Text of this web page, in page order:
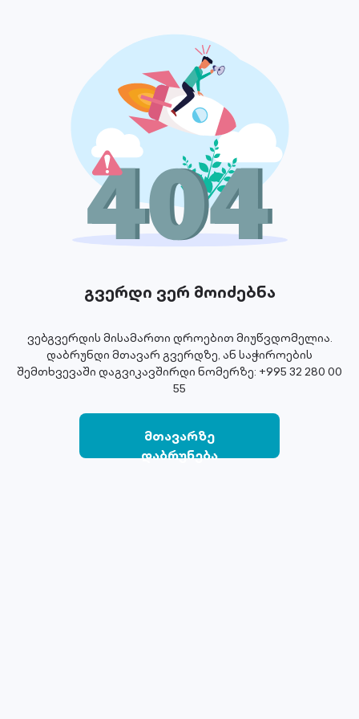
გვერდი ვერ მოიძებნა
ვებგვერდის მისამართი დროებით მიუწვდომელია.
დაბრუნდი მთავარ გვერდზე, ან საჭიროების
შემთხვევაში დაგვიკავშირდი ნომერზე: +995 32 280 00
55
მთავარზე
დაბრუნება